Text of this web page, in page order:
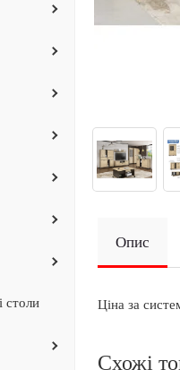
столи
Опис
Ціна за
Схожі